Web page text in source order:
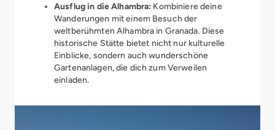
Ausflug in die Alhambra: Kombiniere deine
Wanderungen mit einem Besuch der
weltberühmten Alhambra in Granada. Diese
historische Stätte bietet nicht nur kulturelle
Einblicke, sondern auch wunderschöne
Gartenanlagen, die dich zum Verweilen
einladen.